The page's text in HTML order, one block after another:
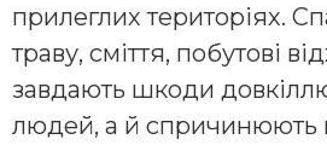
прилеглих територіях.
траву, сміття, побутові
завдають шкоди
людей, а й спричинюють